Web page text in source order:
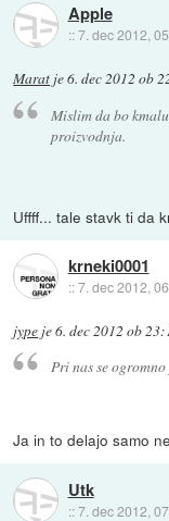
Apple
::7. dec 2012,
Marat je6. dec 2012 ob
Mislim da bo
proizvodnja.
Uffff... tale stavk ti da
krneki0001
::7. dec 2012,
jype je6. dec 2012 ob
Pri nas se
Ja in to delajo samo
Utk
::7. dec 2012,